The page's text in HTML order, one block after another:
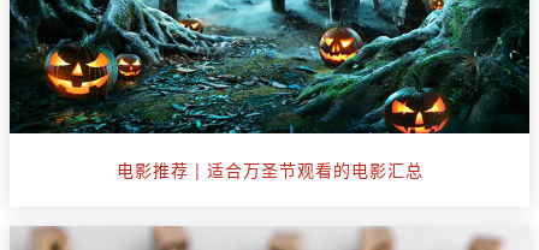
电影推荐 | 适合万圣节观看的电影汇总